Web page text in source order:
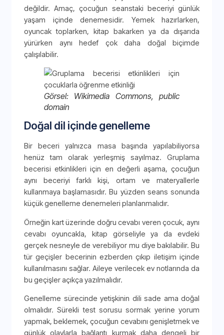
değildir. Amaç, çocuğun seanstaki beceriyi günlük
yaşam içinde denemesidir. Yemek hazırlarken,
oyuncak toplarken, kitap bakarken ya da dışarıda
yürürken aynı hedef çok daha doğal biçimde
çalışılabilir.
Görsel: Wikimedia Commons, public
domain
Doğal dil içinde genelleme
Bir beceri yalnızca masa başında yapılabiliyorsa
henüz tam olarak yerleşmiş sayılmaz. Gruplama
becerisi etkinlikleri için en değerli aşama, çocuğun
aynı beceriyi farklı kişi, ortam ve materyallerle
kullanmaya başlamasıdır. Bu yüzden seans sonunda
küçük genelleme denemeleri planlanmalıdır.
Örneğin kart üzerinde doğru cevabı veren çocuk, aynı
cevabı oyuncakla, kitap görseliyle ya da evdeki
gerçek nesneyle de verebiliyor mu diye bakılabilir. Bu
tür geçişler becerinin ezberden çıkıp iletişim içinde
kullanılmasını sağlar. Aileye verilecek ev notlarında da
bu geçişler açıkça yazılmalıdır.
Genelleme sürecinde yetişkinin dili sade ama doğal
olmalıdır. Sürekli test sorusu sormak yerine yorum
yapmak, beklemek, çocuğun cevabını genişletmek ve
günlük olaylarla bağlantı kurmak daha dengeli bir